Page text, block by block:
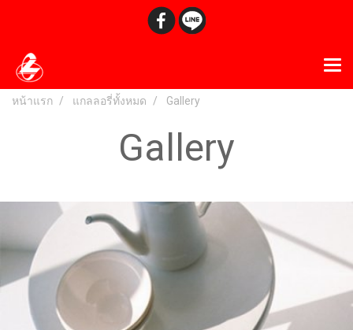
หน้าแรก แกลลอรี่ทั้งหมด Gallery
Gallery